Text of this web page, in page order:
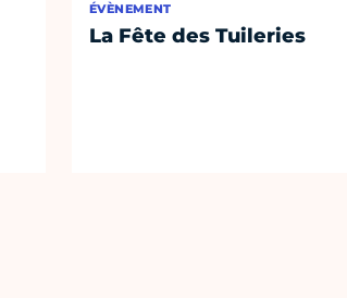
ÉVÈNEMENT
La Fête des Tuileries